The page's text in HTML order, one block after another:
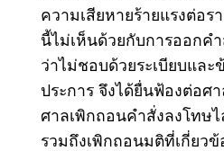
ความเสียหายร้ายแรงต่อร
นี้ไม่เห็นด้วยกับการออกค
ว่าไม่ชอบด้วยระเบียบแล
ประการ จึงได้ยื่นฟ้องต่อศ
ศาลเพิกถอนคำสั่งลงโทษ
รวมถึงเพิกถอนมติที่เกี่ยว